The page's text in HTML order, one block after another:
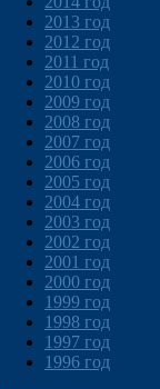
2013 год
2012 год
2011 год
2010 год
2009 год
2008 год
2007 год
2006 год
2005 год
2004 год
2003 год
2002 год
2001 год
2000 год
1999 год
1998 год
1997 год
1996 год